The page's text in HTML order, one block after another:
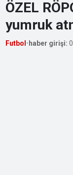
ÖZEL
yumruk
Futbol • haber girişi: